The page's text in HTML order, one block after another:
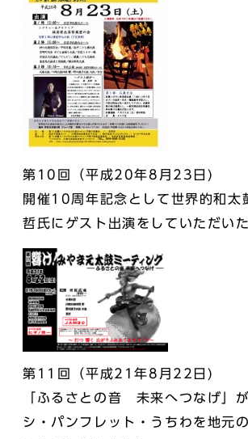
第10回（平成20年8月23日)
開催10周年記念として世界的和太
哲氏にゲスト出演をしていただいた
第11回（平成21年8月22日)
「ふるさとの音 未来へつなげ」
シ・パンフレット・うちわを地元